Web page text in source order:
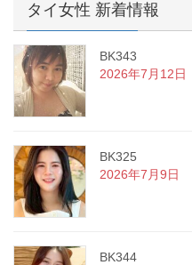
タイ女性 新着情報
BK343
2026年7月12日
BK325
2026年7月9日
BK344